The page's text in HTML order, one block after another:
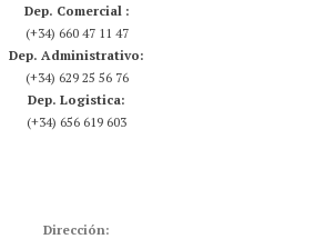
Dep. Comercial :
(+34) 660 47 11 47
Dep. Administrativo:
(+34) 629 25 56 76
Dep. Logistica:
(+34) 656 619 603
Dirección: